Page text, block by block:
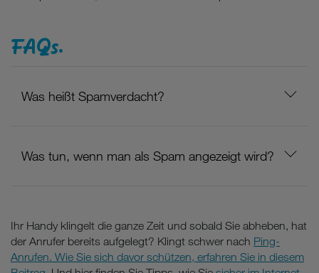
FAQs.
Was heißt Spamverdacht?
Was tun, wenn man als Spam angezeigt wird?
Ihr Handy klingelt die ganze Zeit und sobald Sie abheben, hat
der Anrufer bereits aufgelegt? Klingt schwer nach Ping-
Anrufen. Wie Sie sich davor schützen, erfahren Sie in diesem